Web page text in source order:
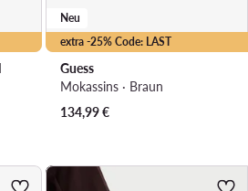
extra -25% Code: LAST
Neu
Guess
Mokassins · Braun
134,99€